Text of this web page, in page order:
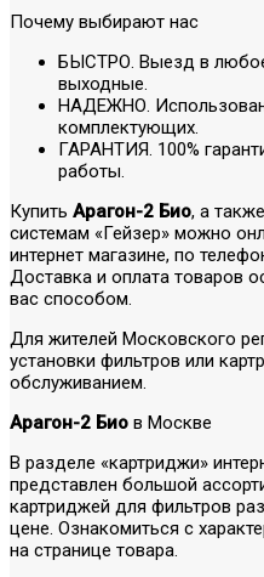
Почему выбирают нас
БЫСТРО. Выезд в
выходные.
НАДЕЖНО.
комплектующих.
ГАРАНТИЯ. 100%
работы.
Купить Арагон-2 Био, а
системам «Гейзер» можно
интернет магазине, по
Доставка и оплата товаров
вас способом.
Для жителей Московского
установки фильтров или
обслуживанием.
Арагон-2 Био в Москве
В разделе «картриджи»
представлен большой
картриджей для фильтров
цене. Ознакомиться с
на странице товара.